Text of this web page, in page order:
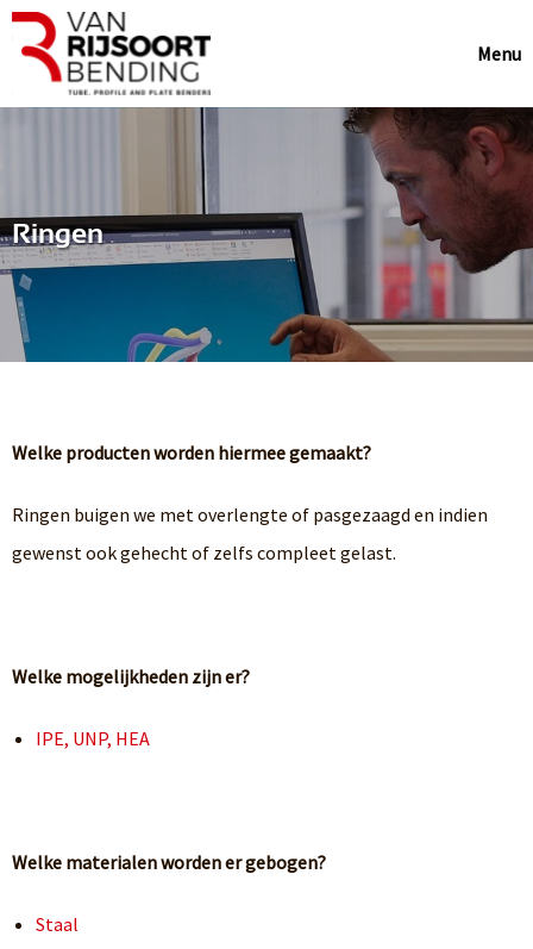
Menu
Ringen
Welke producten worden hiermee gemaakt?
Ringen buigen we met overlengte of pasgezaagd en indien
gewenst ook gehecht of zelfs compleet gelast.
Welke mogelijkheden zijn er?
IPE, UNP, HEA
Welke materialen worden er gebogen?
Staal